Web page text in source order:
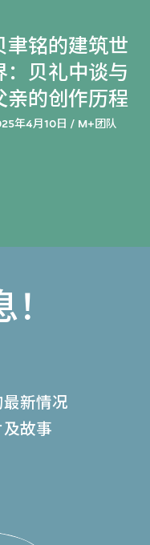
聿铭的建筑世
：贝礼中谈与
亲的创作历程
年4月10日 / M+团队
新情况
故事